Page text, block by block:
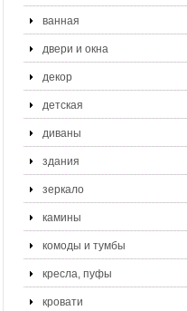
ванная
двери и окна
декор
детская
диваны
здания
зеркало
камины
комоды и тумбы
кресла, пуфы
кровати